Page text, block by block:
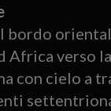
bordo
Africa verso
con cielo a